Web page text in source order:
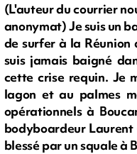
(L'auteur du courrier
anonymat) Je suis un
de surfer à la Réunion
suis jamais baigné
cette crise requin. Je
lagon et au palmes
opérationnels à
bodyboardeur
blessé par un squale à